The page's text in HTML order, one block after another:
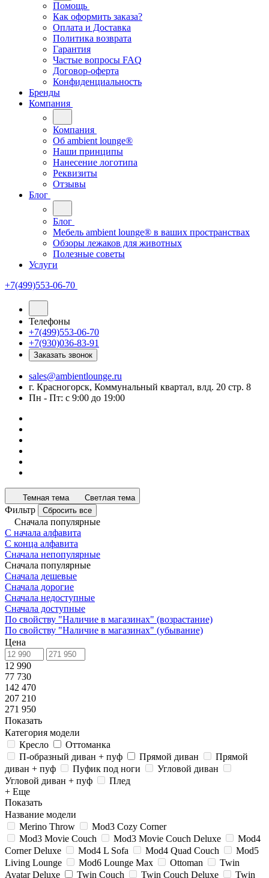
Помощь
Как оформить заказа?
Оплата и Доставка
Политика возврата
Гарантия
Частые вопросы FAQ
Договор-оферта
Конфиденциальность
Бренды
Компания
Компания
Oб ambient lounge®
Наши принципы
Нанесение логотипа
Реквизиты
Отзывы
Блог
Блог
Мебель ambient lounge® в ваших пространствах
Обзоры лежаков для животных
Полезные советы
Услуги
+7(499)553-06-70
Телефоны
+7(499)553-06-70
+7(930)036-83-91
Заказать звонок
sales@ambientlounge.ru
г. Красногорск, Коммунальный квартал, влд. 20 стр. 8
Пн - Пт: с 9:00 до 19:00
Темная тема Светлая тема
Фильтр Сбросить все
Сначала популярные
С начала алфавита
С конца алфавита
Сначала непопулярные
Сначала популярные
Сначала дешевые
Сначала дорогие
Сначала недоступные
Сначала доступные
По свойству "Наличие в магазинах" (возрастание)
По свойству "Наличие в магазинах" (убывание)
Цена
12 990
77 730
142 470
207 210
271 950
Показать
Категория модели
Кресло
Оттоманка
П-образный диван + пуф
Прямой диван
Прямой
диван + пуф
Пуфик под ноги
Угловой диван
Угловой диван + пуф
Плед
+ Еще
Показать
Название модели
Merino Throw
Mod3 Cozy Corner
Mod3 Movie Couch
Mod3 Movie Couch Deluxe
Mod4
Corner Deluxe
Mod4 L Sofa Mod4 Quad Couch
Mod5
Living Lounge
Mod6 Lounge Max Ottoman
Twin
Avatar Deluxe
Twin Couch Twin Couch Deluxe Twin